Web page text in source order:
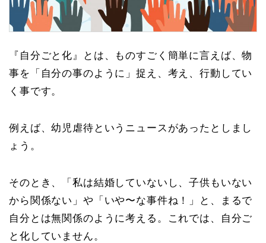
『自分ごと化』とは、ものすごく簡単に言えば、物
事を「自分の事のように」捉え、考え、行動してい
く事です。
例えば、幼児虐待というニュースがあったとしまし
ょう。
そのとき、「私は結婚していないし、子供もいない
から関係ない」や「いや〜な事件ね！」と、まるで
自分とは無関係のように考える。これでは、自分ご
と化していません。